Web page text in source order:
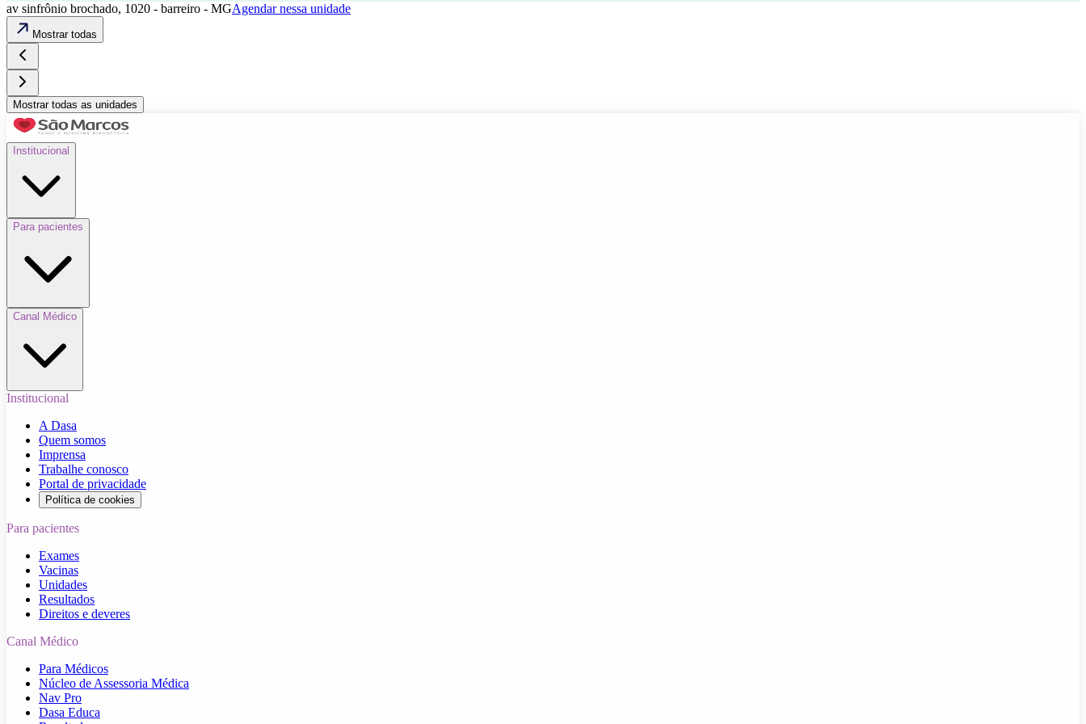
av sinfrônio brochado, 1020 - barreiro - MGAgendar nessa unidade
Mostrar todas
Mostrar todas as unidades
Institucional
Para pacientes
Canal Médico
Institucional
A Dasa
Quem somos
Imprensa
Trabalhe conosco
Portal de privacidade
Política de cookies
Para pacientes
Exames
Vacinas
Unidades
Resultados
Direitos e deveres
Canal Médico
Para Médicos
Núcleo de Assessoria Médica
Nav Pro
Dasa Educa